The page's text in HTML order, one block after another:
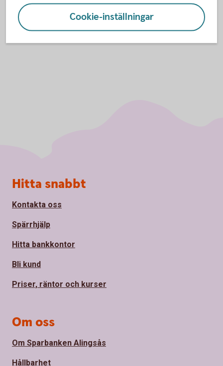
Inställningar för cookies
Cookie-inställningar
Sidfot
Hitta snabbt
Kontakta oss
Spärrhjälp
Hitta bankkontor
Bli kund
Priser, räntor och kurser
Om oss
Om Sparbanken Alingsås
Hållbarhet